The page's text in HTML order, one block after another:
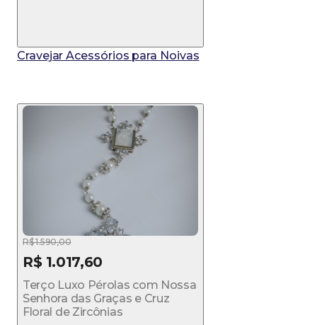
Cravejar Acessórios para Noivas
R$ 1.590,00
R$ 1.017,60
Terço Luxo Pérolas com Nossa
Senhora das Graças e Cruz
Floral de Zircônias